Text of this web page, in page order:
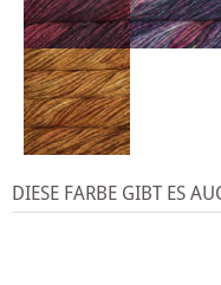
DIESE FARBE GIBT ES